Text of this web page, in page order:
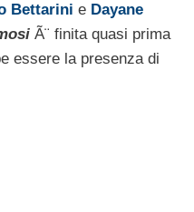
Bettarini e Dayane
Ã¨ finita quasi prima
essere la presenza di